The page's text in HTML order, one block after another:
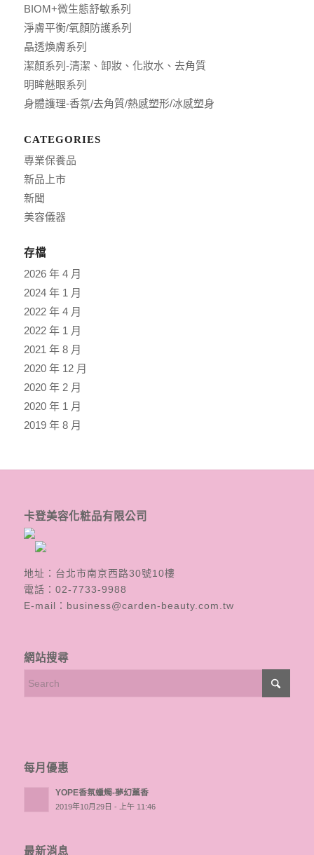
BIOM+微生態舒敏系列
淨膚平衡/氧顏防護系列
晶透煥膚系列
潔顏系列-清潔、卸妝、化妝水、去角質
明眸魅眼系列
身體護理-香氛/去角質/熱感塑形/冰感塑身
CATEGORIES
專業保養品
新品上市
新聞
美容儀器
存檔
2026 年 4 月
2024 年 1 月
2022 年 4 月
2022 年 1 月
2021 年 8 月
2020 年 12 月
2020 年 2 月
2020 年 1 月
2019 年 8 月
卡登美容化粧品有限公司
地址：台北市南京西路30號10樓
電話： 02-7733-9988
E-mail： business@carden-beauty.com.tw
網站搜尋
每月優惠
YOPE香氛蠟燭-夢幻薰香
2019年10月29日 - 上午 11:46
最新消息